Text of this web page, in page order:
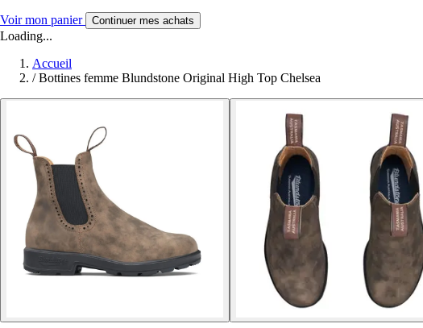
Voir mon panier Continuer mes achats
Loading...
Accueil
/ Bottines femme Blundstone Original High Top Chelsea